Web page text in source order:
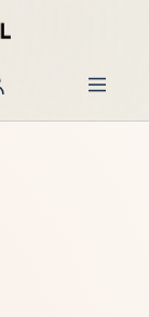
Zaloguj